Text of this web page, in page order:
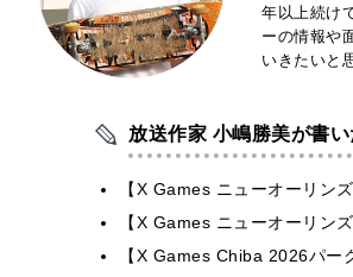
年以上続け
ーの情報や
いきたいと
放送作家 小嶋勝美が書
【X Games ニューオーリン
【X Games ニューオーリン
【X Games Chiba 2026パ